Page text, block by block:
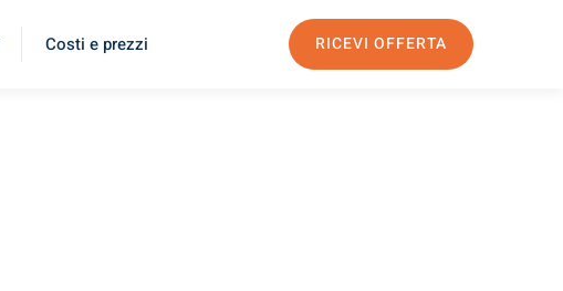
Costi e prezzi RICEVI OFFERTA